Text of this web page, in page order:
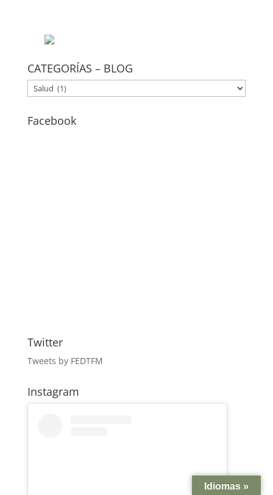
CATEGORÍAS – BLOG
CATEGORÍAS
–
BLOG
Facebook
Twitter
Tweets by FEDTFM
Instagram
Idiomas »